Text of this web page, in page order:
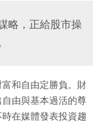
略，正給股市操
和自由定勝負。財
由與基本過活的尊
在媒體發表投資趨